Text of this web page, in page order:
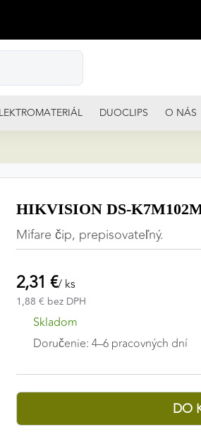
DUOCLIPS O NÁS
HIKVISION DS-
Mifare čip, prepisovateľný.
2,31 €/ ks
1,88 € bez DPH
Skladom
Doručenie: 4–6 pracovných dní